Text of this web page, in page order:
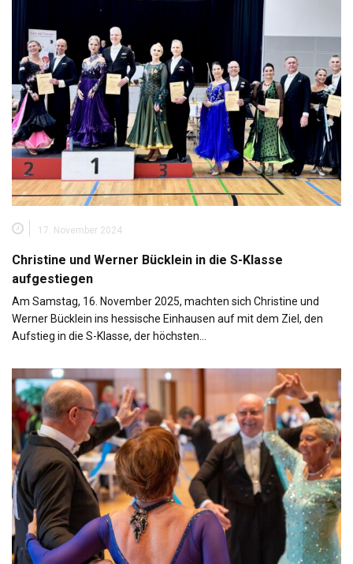
17. November 2024
Christine und Werner Bücklein in die S-Klasse
aufgestiegen
Am Samstag, 16. November 2025, machten sich Christine und
Werner Bücklein ins hessische Einhausen auf mit dem Ziel, den
Aufstieg in die S-Klasse, der höchsten…